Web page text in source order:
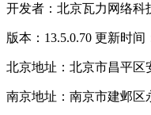
开发者：北京瓦力网络科
版本：13.5.0.70 更新时间
北京地址：北京市昌平区
南京地址：南京市建邺区